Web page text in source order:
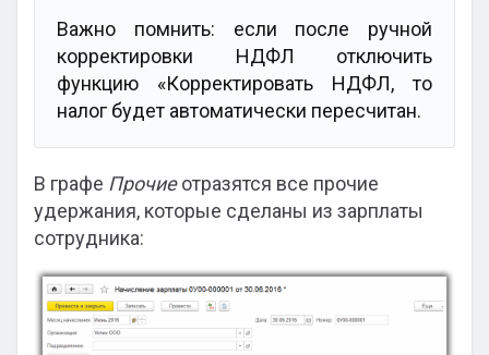
Важно помнить: если после ручной
корректировки НДФЛ отключить
функцию «Корректировать НДФЛ, то
налог будет автоматически пересчитан.
В графе Прочиеотразятся все прочие
удержания, которые сделаны из зарплаты
сотрудника: